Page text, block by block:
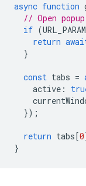
async function
// Open
if (
return
}
const tabs =
active :
});
return tabs[0
}